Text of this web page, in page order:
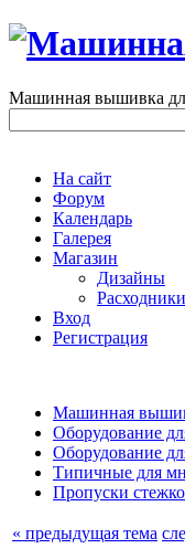
Машинная вышивка
На сайт
Форум
Календарь
Галерея
Магазин
Дизайны
Расходники
Вход
Регистрация
Машинная
Оборудование
Оборудование
Типичные для
Пропуски
« предыдущая тема